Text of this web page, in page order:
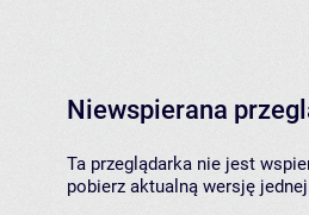
Niewspierana
Ta przeglądarka nie jest
pobierz aktualną wersję